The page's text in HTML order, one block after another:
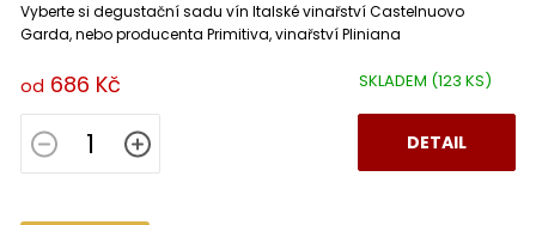
SKLADEM (123 KS)
od 686 Kč
DETAIL
Vyberte si degustační sadu vín Italské vinařství Castelnuovo
Garda, nebo producenta Primitiva, vinařství Pliniana